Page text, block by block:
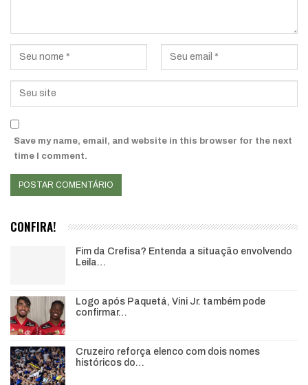
Save my name, email, and website in this browser for the next
time I comment.
CONFIRA!
Fim da Crefisa? Entenda a situação envolvendo
Leila…
Logo após Paquetá, Vini Jr. também pode
confirmar…
Cruzeiro reforça elenco com dois nomes
históricos do…